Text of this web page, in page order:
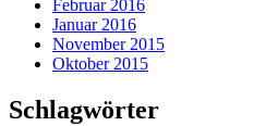
Februar 2016
Januar 2016
November 2015
Oktober 2015
Schlagwörter